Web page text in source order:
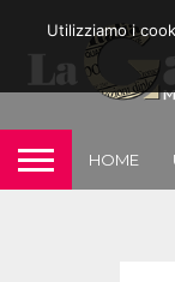
HOME
Utilizziamo i